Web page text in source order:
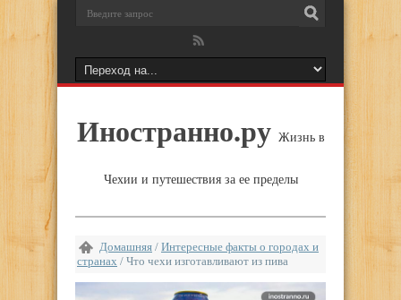
Иностранно.ру Жизнь в
Чехии и путешествия за ее пределы
Домашняя / Интересные факты о городах и
странах / Что чехи изготавливают из пива